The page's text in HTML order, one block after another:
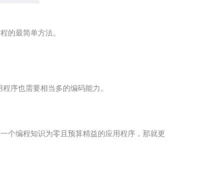
的最简单方法。
序也需要相当多的编码能力。
个编程知识为零且预算精益的应用程序，那就更